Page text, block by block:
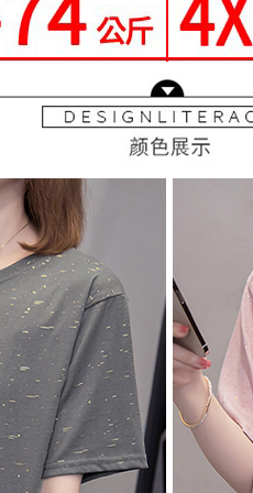
即時審查
結果請求
５．嚴禁
形，恩沛
離島-郵局
每筆
國家/地區